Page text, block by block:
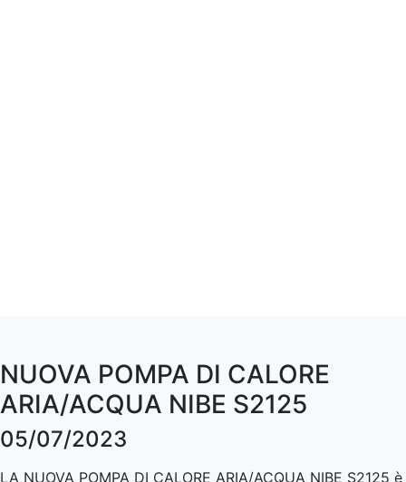
NUOVA POMPA DI CALORE
ARIA/ACQUA NIBE S2125
05/07/2023
LA NUOVA POMPA DI CALORE ARIA/ACQUA NIBE S2125 è